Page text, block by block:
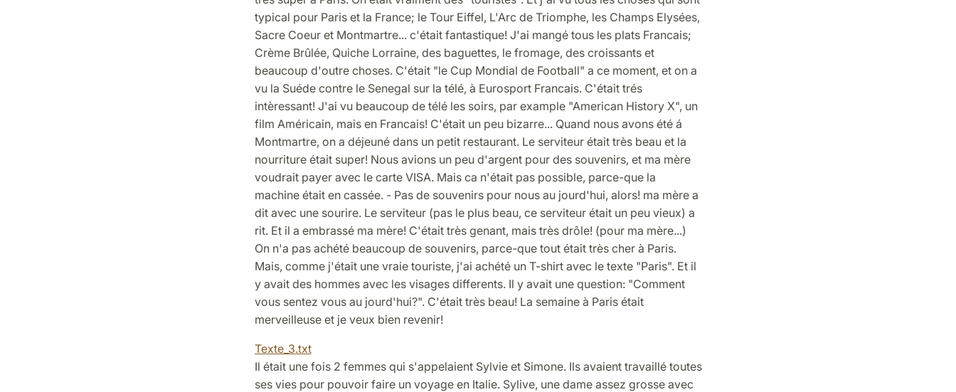
typical pour Paris et la France; le Tour Eiffel, L'Arc de Triomphe, les Champs Elysées,
Sacre Coeur et Montmartre... c'était fantastique! J'ai mangé tous les plats Francais;
Crème Brûlée, Quiche Lorraine, des baguettes, le fromage, des croissants et
beaucoup d'outre choses. C'était "le Cup Mondial de Football" a ce moment, et on a
vu la Suéde contre le Senegal sur la télé, à Eurosport Francais. C'était trés
intèressant! J'ai vu beaucoup de télé les soirs, par example "American History X", un
film Américain, mais en Francais! C'était un peu bizarre... Quand nous avons été á
Montmartre, on a déjeuné dans un petit restaurant. Le serviteur était très beau et la
nourriture était super! Nous avions un peu d'argent pour des souvenirs, et ma mère
voudrait payer avec le carte VISA. Mais ca n'était pas possible, parce-que la
machine était en cassée. - Pas de souvenirs pour nous au jourd'hui, alors! ma mère a
dit avec une sourire. Le serviteur (pas le plus beau, ce serviteur était un peu vieux) a
rit. Et il a embrassé ma mère! C'était très genant, mais très drôle! (pour ma mère...)
On n'a pas achété beaucoup de souvenirs, parce-que tout était très cher à Paris.
Mais, comme j'était une vraie touriste, j'ai achété un T-shirt avec le texte "Paris". Et il
y avait des hommes avec les visages differents. Il y avait une question: "Comment
vous sentez vous au jourd'hui?". C'était très beau! La semaine à Paris était
merveilleuse et je veux bien revenir!
Texte_3.txt
Il était une fois 2 femmes qui s'appelaient Sylvie et Simone. Ils avaient travaillé toutes
ses vies pour pouvoir faire un voyage en Italie. Sylive, une dame assez grosse avec